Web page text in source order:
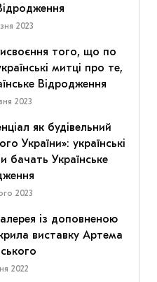
2023
того, що по
митці про те,
Відродження
2023
як будівельний
України»: українські
бачать Українське
2023
із доповненою
виставку Артема
2022